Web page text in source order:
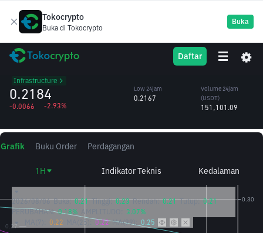
Tokocrypto
Buka di Tokocrypto
Buka
Daftar
SFP SafePal
Infrastructure
0.2184
-0.0066 -2.93%
Low 24jam
0.2167
Volume 24jam
(SFP)
Volume 24jam
(USDT)
151,101.09
Grafik Buku Order Perdagangan
1H Indikator Teknis Kedalaman
2026/08/06 Buka: 0.21 Tinggi: 0.23 Rendah: 0.21 Tutup: 0.21
PERUBAHAN: 0.18% AMPLITUDO:
3.07%
0.22 MA(25): 0.22 MA(99): 0.25